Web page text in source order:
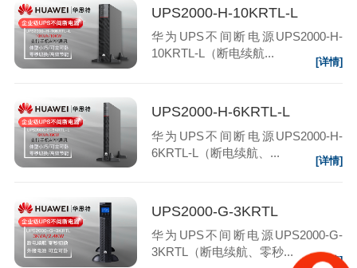
UPS2000-H-10KRTL-L
华为UPS不间断电源UPS2000-H-
10KRTL-L（断电续航...
[详情]
UPS2000-H-6KRTL-L
华为UPS不间断电源UPS2000-H-
6KRTL-L（断电续航、...
[详情]
UPS2000-G-3KRTL
华为UPS不间断电源UPS2000-G-
3KRTL（断电续航、零秒...
[详情]